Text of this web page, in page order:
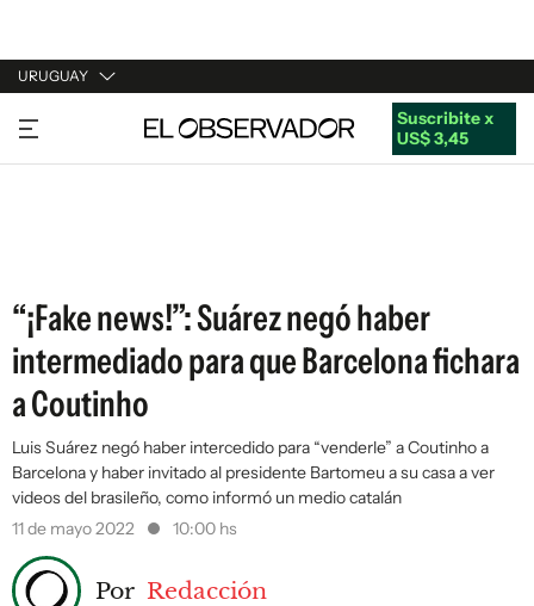
URUGUAY
URUGUAY
ARGENTINA
Suscribite x
US$ 3,45
“¡Fake news!”: Suárez negó haber
intermediado para que Barcelona fichara
a Coutinho
Luis Suárez negó haber intercedido para “venderle” a Coutinho a
Barcelona y haber invitado al presidente Bartomeu a su casa a ver
videos del brasileño, como informó un medio catalán
11 de mayo 2022
10:00 hs
Por Redacción